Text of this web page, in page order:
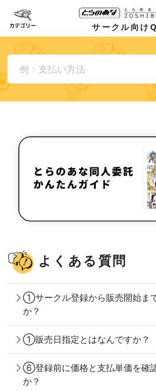
サークル向け
よくある質問
①サークル登録から販売開始ま
か？
①販売日指定とはなんですか？
⑥登録前に価格と支払単価を確
か？